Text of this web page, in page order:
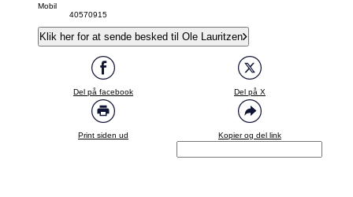
Mobil
40570915
Klik her for at sende besked til Ole Lauritzen
Del på facebook Del på X
Print siden ud Kopier og del link